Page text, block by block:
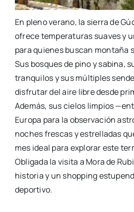
En pleno verano, la sierra de
ofrece temperaturas suaves y
para quienes buscan montaña
Sus bosques de pino y sabina,
tranquilos y sus múltiples
disfrutar del aire libre desde
Además, sus cielos limpios
Europa para la observación
noches frescas y estrelladas
mes ideal para explorar este
Obligada la visita a Mora de
historia y un shopping
deportivo.